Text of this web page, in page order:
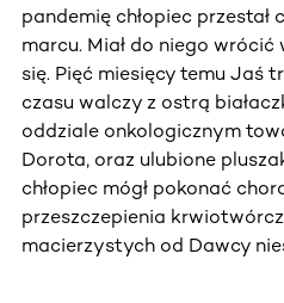
pandemię chłopiec
marcu. Miał do niego wrócić
się. Pięć miesięcy temu Jaś
czasu walczy z ostrą
oddziale onkologicznym
Dorota, oraz ulubione
chłopiec mógł pokonać
przeszczepienia
macierzystych od Dawcy